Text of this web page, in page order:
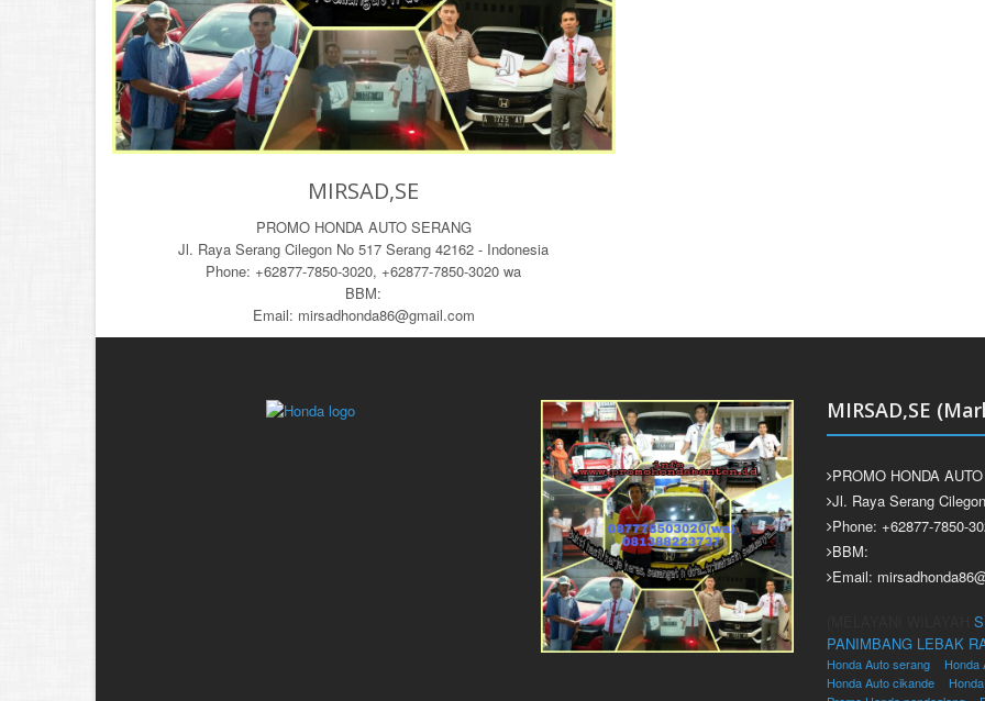
MIRSAD,SE
PROMO HONDA AUTO SERANG
Jl. Raya Serang Cilegon No 517 Serang 42162 - Indonesia
Phone: +62877-7850-3020, +62877-7850-3020 wa
BBM:
Email: mirsadhonda86@gmail.com
MIRSAD,SE
PROMO HONDA
Jl. Raya Serang
Phone: +62877-7850-
BBM:
Email:
PANIMBANG LEBAK
Honda Auto serang
Honda
Honda Auto cikande